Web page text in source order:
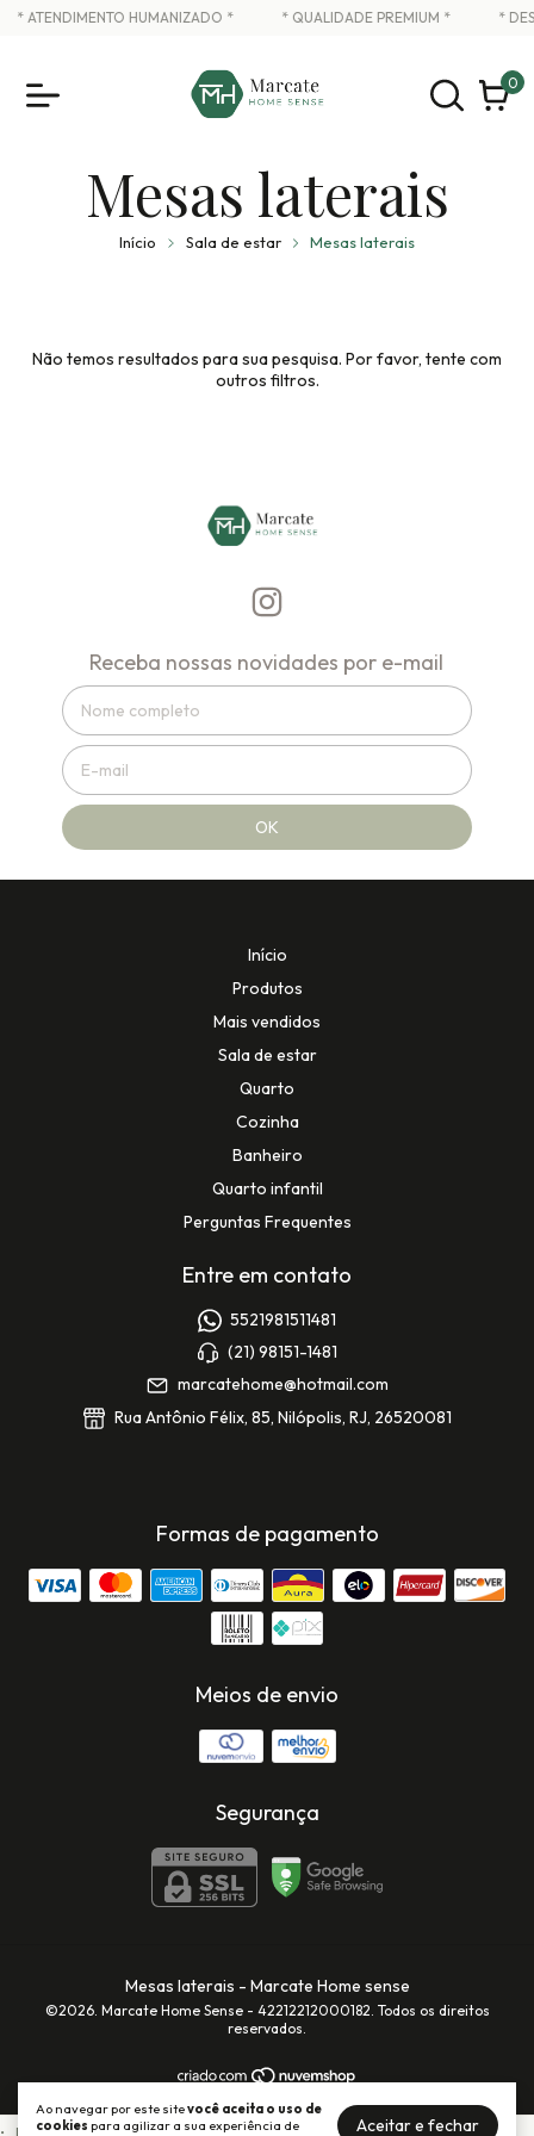
* ATENDIMENTO HUMANIZADO * * QUALIDADE PREMIUM * *
0
Ao navegar por este sitevocê aceita o uso de
cookies para agilizar a sua experiência de
Aceitar e fechar
Mesas laterais
Início Sala de estar Mesas laterais
Não temos resultados para sua pesquisa. Por favor, tente com
outros filtros.
Receba nossas novidades por e-mail
Início
Produtos
Mais vendidos
Sala de estar
Quarto
Cozinha
Banheiro
Quarto infantil
Perguntas Frequentes
Entre em contato
5521981511481
(21) 98151-1481
marcatehome@hotmail.com
Rua Antônio Félix, 85, Nilópolis, RJ, 26520081
Formas de pagamento
Meios de envio
Segurança
Mesas laterais - Marcate Home sense
©2026. Marcate Home Sense - 42212212000182. Todos os direitos
reservados.